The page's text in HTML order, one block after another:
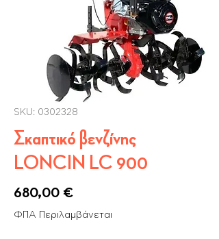
SKU: 0302328
Σκαπτικό βενζίνης
LONCIN LC 900
680,00 €Τιμή
ΦΠΑ Περιλαμβάνεται